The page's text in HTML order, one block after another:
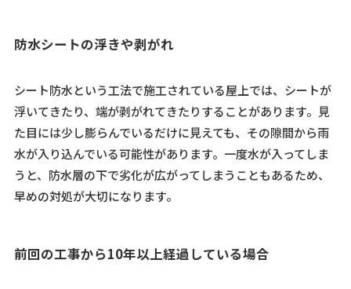
防水シートの浮きや剥がれ
シート防水という工法で施工されている屋上では、シートが
浮いてきたり、端が剥がれてきたりすることがあります。見
た目には少し膨らんでいるだけに見えても、その隙間から雨
水が入り込んでいる可能性があります。一度水が入ってしま
うと、防水層の下で劣化が広がってしまうこともあるため、
早めの対処が大切になります。
前回の工事から10年以上経過している場合